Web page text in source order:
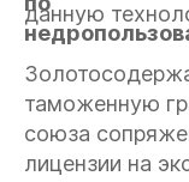
данную
таможенную
союза
лицензии на